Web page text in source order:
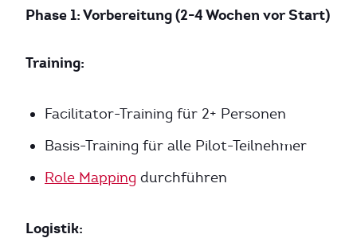
Phase 1: Vorbereitung (2-4 Wochen vor Start)
Training:
Facilitator-Training für 2+ Personen
Basis-Training für alle Pilot-Teilnehmer
Role Mapping durchführen
Logistik: